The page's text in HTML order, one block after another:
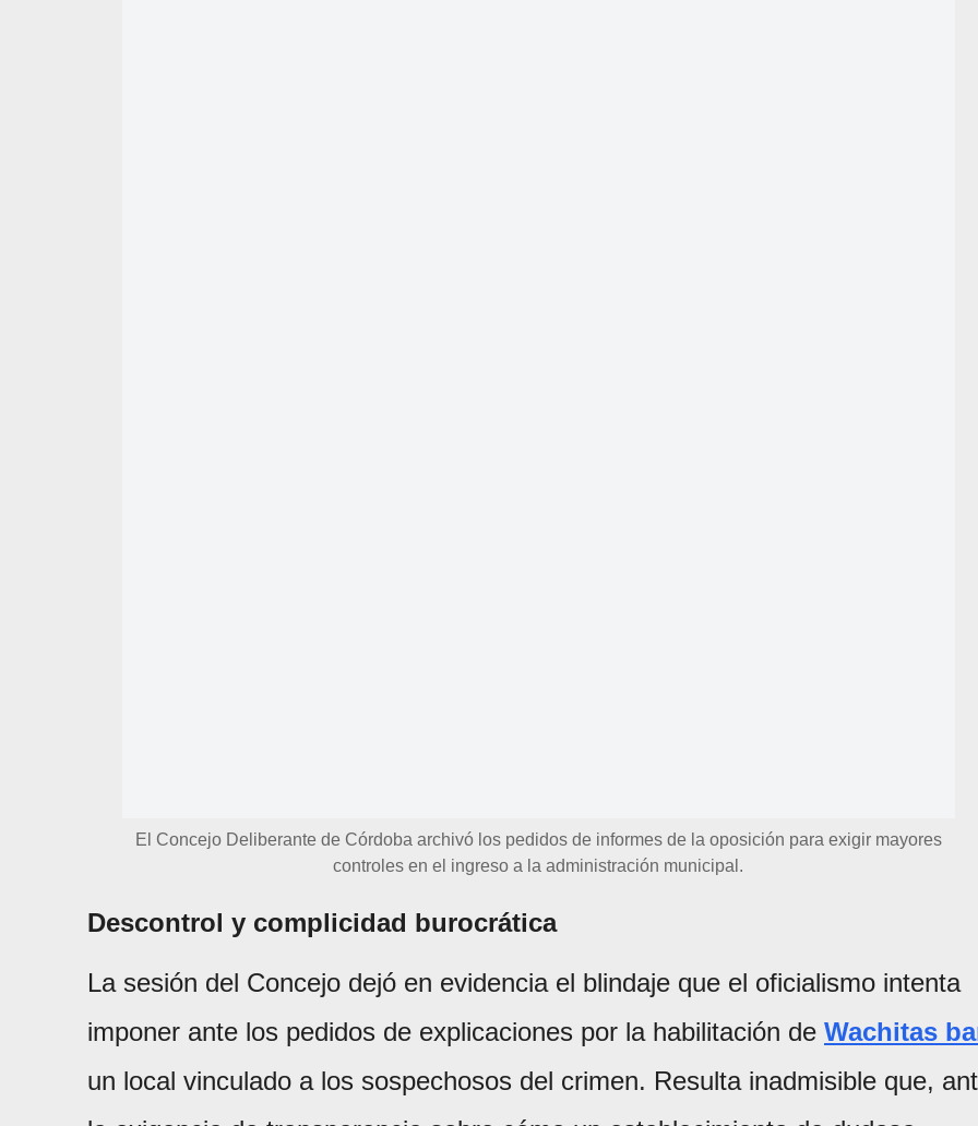
El Concejo Deliberante de Córdoba archivó los pedidos de informes de la oposición para exigir mayores
controles en el ingreso a la administración municipal.
Descontrol y complicidad burocrática
La sesión del Concejo dejó en evidencia el blindaje que el oficialismo intenta
imponer ante los pedidos de explicaciones por la habilitación de Wachitas
un local vinculado a los sospechosos del crimen. Resulta inadmisible que,